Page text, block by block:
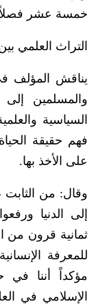
خمسة عشر
التراث العلمي
يناقش المؤلف
والمسلمين إلى
السياسية
فهم حقيقة
على الأخذ بها.
وقال: من الثابت
إلى الدنيا
ثمانية قرون من
للمعرفة
مؤكداً أننا في
الإسلامي في